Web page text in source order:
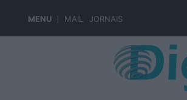
MENU MAIL JORNAIS